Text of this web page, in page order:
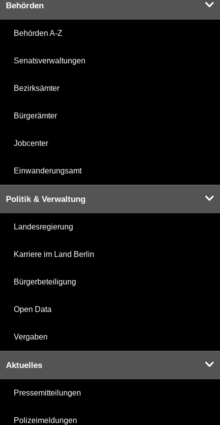
Behörden
Behörden A-Z
Senatsverwaltungen
Bezirksämter
Bürgerämter
Jobcenter
Einwanderungsamt
Politik & Verwaltung
Landesregierung
Karriere im Land Berlin
Bürgerbeteiligung
Open Data
Vergaben
Aktuelles
Pressemitteilungen
Polizeimeldungen